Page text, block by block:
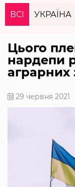
ВСІ УКРАЇНА
Цього
нардепи
аграрних
29 червня 2021